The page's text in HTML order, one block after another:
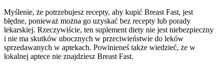
Myślenie, że potrzebujesz recepty, aby kupić Breast Fast, jest
błędne, ponieważ można go uzyskać bez recepty lub porady
lekarskiej. Rzeczywiście, ten suplement diety nie jest niebezpieczny
i nie ma skutków ubocznych w przeciwieństwie do leków
sprzedawanych w aptekach. Powinieneś także wiedzieć, że w
lokalnej aptece nie znajdziesz Breast Fast.